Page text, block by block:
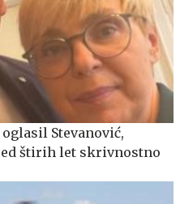
Stevanović,
štirih let skrivnostno